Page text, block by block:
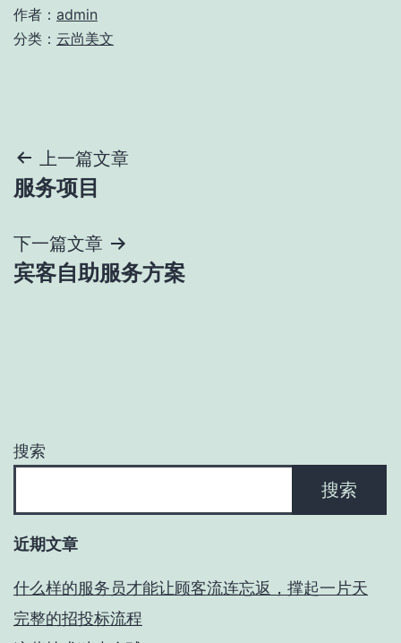
作者： admin
分类： 云尚美文
文
章
导
航
上一篇文章
服务项目
下一篇文章
宾客自助服务方案
搜索
搜索
近期文章
什么样的服务员才能让顾客流连忘返，撑起一片天
完整的招投标流程